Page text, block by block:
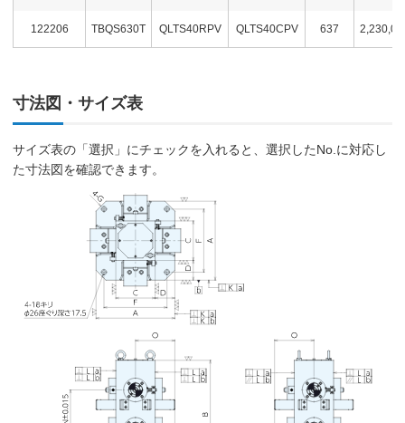
122206 TBQS630T QLTS40RPV QLTS40CPV 637
寸法図・サイズ表
サイズ表の「選択」にチェックを入れると、選択したNo.に対応し
た寸法図を確認できます。